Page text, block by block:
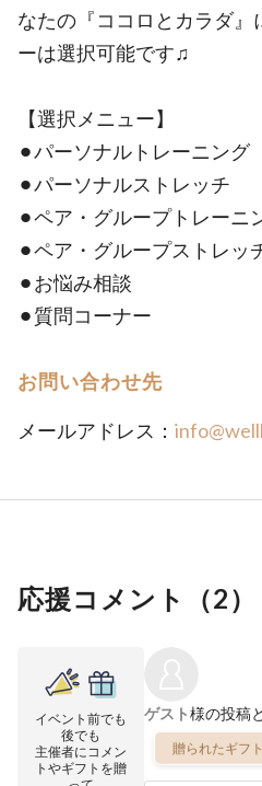
なたの『ココロとカラダ』
ーは選択可能です♫
【選択メニュー】
⚫︎パーソナルトレーニング
⚫︎パーソナルストレッチ
⚫︎ペア・グループトレーニ
⚫︎ペア・グループストレッ
⚫︎お悩み相談
⚫︎質問コーナー
お問い合わせ先
メールアドレス：
応援コメント（2）
イベント前でも
後でも
主催者にコメン
トやギフトを贈
ゲスト様の投稿
贈られたギフ